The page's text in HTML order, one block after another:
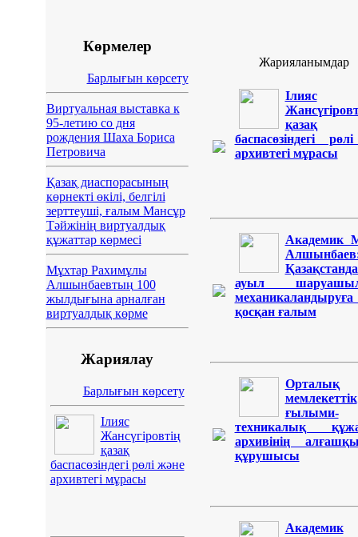
Көрмелер
Барлығын көрсету
Виртуальная выставка к
95-летию со дня
рождения Шаха Бориса
Петровича
Қазақ диаспорасының
көрнекті өкілі, белгілі
зерттеуші, ғалым Мансұр
Тәйжінің виртуалдық
құжаттар көрмесі
Мұхтар Рахимұлы
Алшынбаевтың 100
жылдығына арналған
виртуалдық көрме
Жариялау
Барлығын көрсету
Ілияс
Жансүгіровтің
қазақ
баспасөзіндегі рөлі және
архивтегі мұрасы
Жарияланымдар
Ілияс
қазақ
баспасөзіндегі
архивтегі мұрасы
Академик
ауыл
қосқан ғалым
Орталық
мемлекеттік
ғылыми-
техникалық
архивінің
құрушысы
Академик